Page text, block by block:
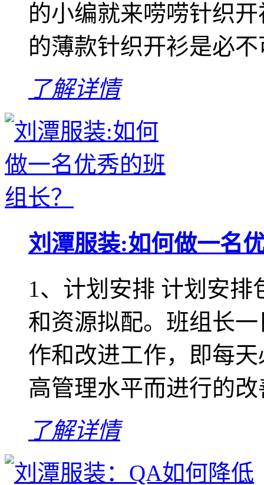
的小编就来唠唠针织
的薄款针织开衫是必
了解详情
刘潭服装:如何做一名
1、计划安排 计划安
和资源拟配。班组长
作和改进工作，即每
高管理水平而进行的
了解详情